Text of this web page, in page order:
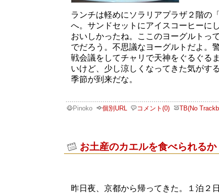
ランチは軽めにソラリアプラザ２階の
へ。サンドセットにアイスコーヒーに
おいしかったね。ここのヨーグルトっ
でだろう。不思議なヨーグルトだよ。
戦会議をしてチャリで天神をぐるぐる
いけど、少し涼しくなってきた気がす
季節が到来だな。
Pinoko 個別URL コメント(0) TB(No
お土産のカエルを食べられるか
昨日夜、京都から帰ってきた。１泊２